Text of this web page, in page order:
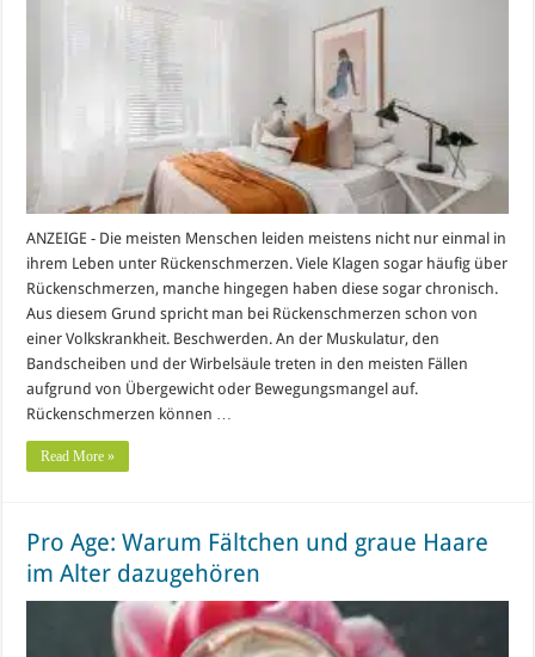
ANZEIGE - Die meisten Menschen leiden meistens nicht nur einmal in
ihrem Leben unter Rückenschmerzen. Viele Klagen sogar häufig über
Rückenschmerzen, manche hingegen haben diese sogar chronisch.
Aus diesem Grund spricht man bei Rückenschmerzen schon von
einer Volkskrankheit. Beschwerden. An der Muskulatur, den
Bandscheiben und der Wirbelsäule treten in den meisten Fällen
aufgrund von Übergewicht oder Bewegungsmangel auf.
Rückenschmerzen können …
Read More »
Pro Age: Warum Fältchen und graue Haare
im Alter dazugehören